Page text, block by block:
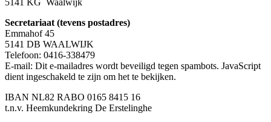
Secretariaat (tevens postadres)
Emmahof 45
5141 DB WAALWIJK
Telefoon: 0416-338479
E-mail: Dit e-mailadres wordt beveiligd tegen spambots. JavaScript
dient ingeschakeld te zijn om het te bekijken.
IBAN NL82 RABO 0165 8415 16
t.n.v. Heemkundekring De Erstelinghe